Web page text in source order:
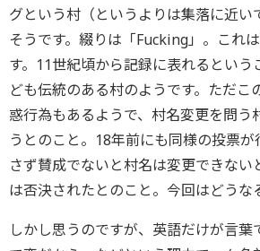
グという村（というよりは集落に近い
そうです。綴りは「Fucking」。これ
す。11世紀頃から記録に表れるという
ども伝統のある村のようです。ただこ
惑行為もあるようで、村名変更を問う
うとのこと。18年前にも同様の投票
さず賛成でないと村名は変更できない
は否決されたとのこと。今回はどうな
しかし思うのですが、英語だけが言